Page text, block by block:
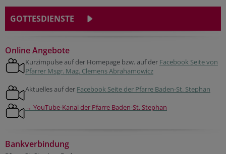
GOTTESDIENSTE
Online Angebote
Kurzimpulse auf der Homepage bzw. auf der Facebook Seite von
Pfarrer Msgr. Mag. Clemens Abrahamowicz
Aktuelles auf der Facebook Seite der Pfarre Baden-St. Stephan
→ YouTube-Kanal der Pfarre Baden-St. Stephan
Bankverbindung